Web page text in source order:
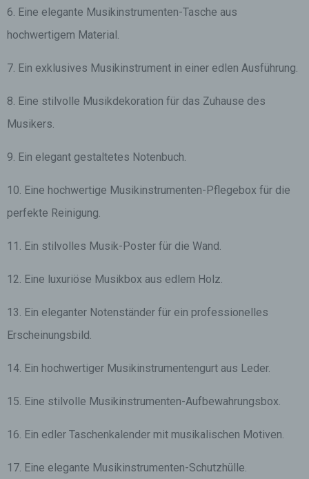
6. Eine elegante Musikinstrumenten-Tasche aus
hochwertigem Material.
7. Ein exklusives Musikinstrument in einer edlen Ausführung.
8. Eine stilvolle Musikdekoration für das Zuhause des
Musikers.
9. Ein elegant gestaltetes Notenbuch.
10. Eine hochwertige Musikinstrumenten-Pflegebox für die
perfekte Reinigung.
11. Ein stilvolles Musik-Poster für die Wand.
12. Eine luxuriöse Musikbox aus edlem Holz.
13. Ein eleganter Notenständer für ein professionelles
Erscheinungsbild.
14. Ein hochwertiger Musikinstrumentengurt aus Leder.
15. Eine stilvolle Musikinstrumenten-Aufbewahrungsbox.
16. Ein edler Taschenkalender mit musikalischen Motiven.
17. Eine elegante Musikinstrumenten-Schutzhülle.